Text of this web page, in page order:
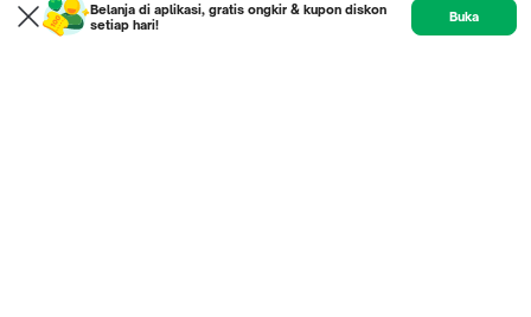
Belanja di aplikasi, gratis ongkir & kupon diskon
setiap hari!
Buka